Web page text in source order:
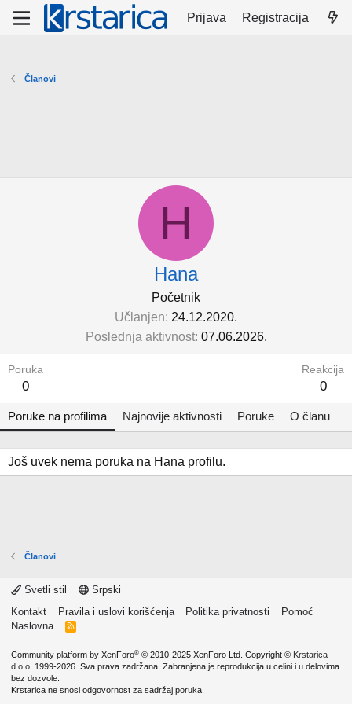
Prijava Registracija
Članovi
H
Hana
Početnik
Učlanjen 24.12.2020.
Poslednja aktivnost 07.06.2026.
Poruka
0
Reakcija
0
Poruke na profilima Najnovije aktivnosti Poruke O članu
Još uvek nema poruka na Hana profilu.
Članovi
Svetli stil
Srpski
Kontakt
Pravila i uslovi korišćenja Politika privatnosti
Pomoć
Naslovna
R
Community platform by XenForo® © 2010-2025 XenForo Ltd. Copyright © Krstarica
d.o.o. 1999-2026. Sva prava zadržana. Zabranjena je reprodukcija u celini i u delovima
bez dozvole.
Krstarica ne snosi odgovornost za sadržaj poruka.